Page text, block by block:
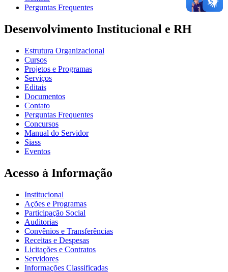
Perguntas Frequentes
Desenvolvimento Institucional e RH
Estrutura Organizacional
Cursos
Projetos e Programas
Serviços
Editais
Documentos
Contato
Perguntas Frequentes
Concursos
Manual do Servidor
Siass
Eventos
Acesso à Informação
Institucional
Ações e Programas
Participação Social
Auditorias
Convênios e Transferências
Receitas e Despesas
Licitações e Contratos
Servidores
Informações Classificadas